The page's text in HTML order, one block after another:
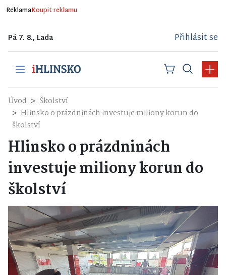
ReklamaKoupit reklamu
Pá 7. 8., Lada Přihlásit se
Úvod
Školství
Hlinsko o prázdninách investuje miliony korun do
školství
Hlinsko o prázdninách
investuje miliony korun do
školství